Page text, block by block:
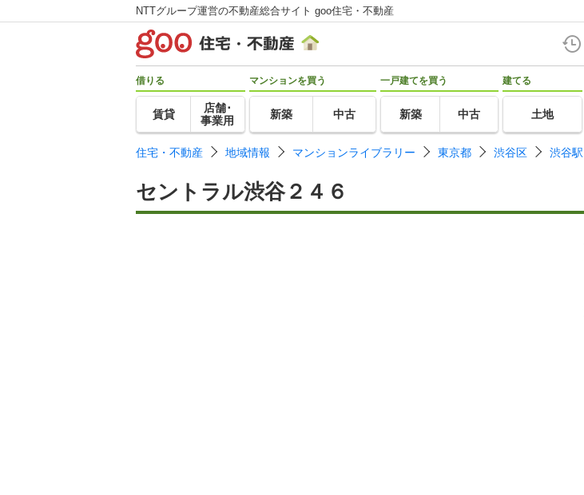
NTTグループ運営の不動産総合サイト goo住宅・不動産
借りる
賃貸
店舗･
事業用
マンションを買う
新築 中古
一戸建てを買う
新築 中古
建てる
土地
住宅・不動産 地域情報 マンションライブラリー 東京都 渋谷区 渋谷駅
セントラル渋谷２４６